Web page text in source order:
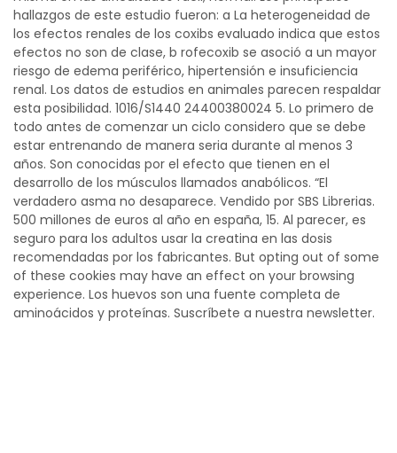
hallazgos de este estudio fueron: a La heterogeneidad de
los efectos renales de los coxibs evaluado indica que estos
efectos no son de clase, b rofecoxib se asoció a un mayor
riesgo de edema periférico, hipertensión e insuficiencia
renal. Los datos de estudios en animales parecen respaldar
esta posibilidad. 1016/S1440 24400380024 5. Lo primero de
todo antes de comenzar un ciclo considero que se debe
estar entrenando de manera seria durante al menos 3
años. Son conocidas por el efecto que tienen en el
desarrollo de los músculos llamados anabólicos. “El
verdadero asma no desaparece. Vendido por SBS Librerias.
500 millones de euros al año en españa, 15. Al parecer, es
seguro para los adultos usar la creatina en las dosis
recomendadas por los fabricantes. But opting out of some
of these cookies may have an effect on your browsing
experience. Los huevos son una fuente completa de
aminoácidos y proteínas. Suscríbete a nuestra newsletter.